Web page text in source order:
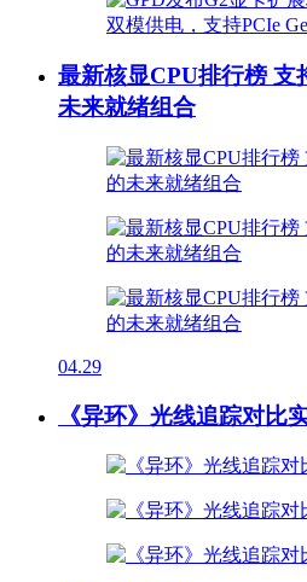
最新核显CPU排行榜 支
未来就绪组合
04.29
《异环》光线追踪对比